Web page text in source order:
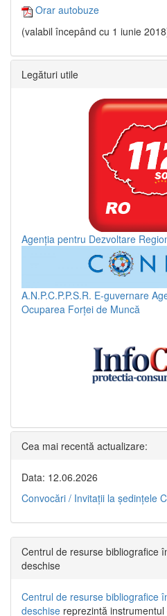
Orar autobuze
(valabil începând cu 1 iunie
Legături utile
Agenția pentru Dezvoltare
A.N.P.C.P.P.S.R. E-guvernare
Ocuparea Forței de Muncă
Cea mai recentă actualizare:
Data: 12.06.2026
Convocări / Invitaţii la şedinţele
Centrul de resurse bibliografice
deschise
Centrul de resurse bibliografice
deschise reprezintă